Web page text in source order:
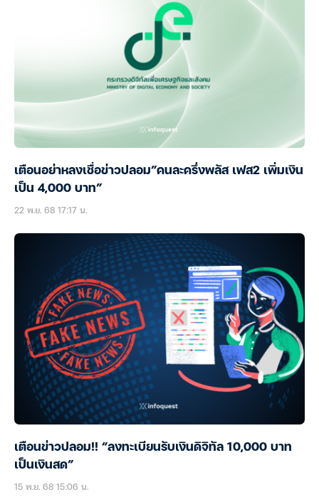
เตือนอย่าหลงเชื่อข่าวปลอม”คนละครึ่งพลัส เฟส2 เพิ่มเงิน
เป็น 4,000 บาท”
22 พ.ย. 68 17:17 น.
เตือนข่าวปลอม!! “ลงทะเบียนรับเงินดิจิทัล 10,000 บาท
เป็นเงินสด”
15 พ.ย. 68 15:06 น.